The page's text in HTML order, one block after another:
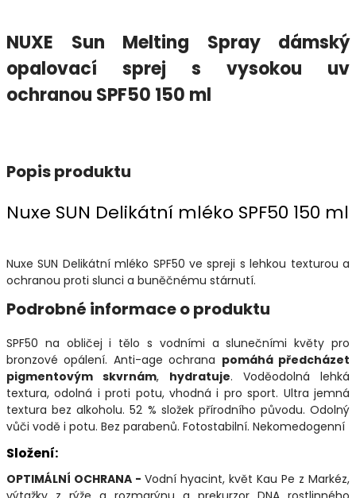
NUXE Sun Melting Spray dámský
opalovací sprej s vysokou uv
ochranou SPF50 150 ml
Popis produktu
Nuxe SUN Delikátní mléko SPF50 150 ml
Nuxe SUN Delikátní mléko SPF50 ve spreji s lehkou texturou a
ochranou proti slunci a buněčnému stárnutí.
Podrobné informace o produktu
SPF50 na obličej i tělo s vodními a slunečními květy pro
bronzové opálení. Anti-age ochrana pomáhá předcházet
pigmentovým skvrnám, hydratuje. Voděodolná lehká
textura, odolná i proti potu, vhodná i pro sport. Ultra jemná
textura bez alkoholu. 52 % složek přírodního původu. Odolný
vůči vodě i potu. Bez parabenů. Fotostabilní. Nekomedogenní
Složení:
OPTIMÁLNÍ OCHRANA - Vodní hyacint, květ Kau Pe z Markéz,